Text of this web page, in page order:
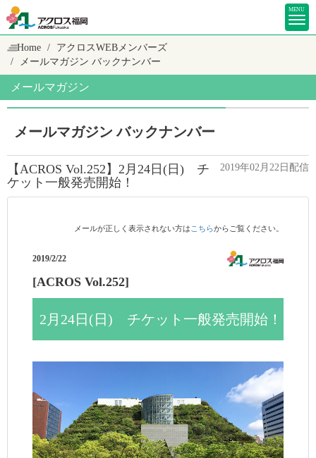
MENU
Home
アクロスWEBメンバーズ
メールマガジン バックナンバー
メールマガジン
メールマガジン バックナンバー
2019年02月22日配信
【ACROS Vol.252】2月24日(日) チ
ケット一般発売開始！
メールが正しく表示されない方は こちらからご覧ください。
2019/2/22
[ACROS Vol.252]
2月24日(日) チケット一般発売開始！